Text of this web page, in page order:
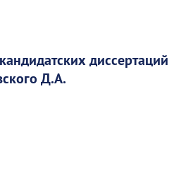
диссертаций
Д.А.